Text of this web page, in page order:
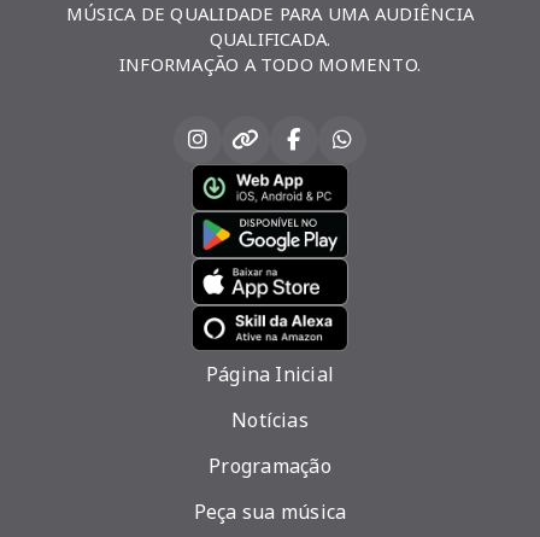
MÚSICA DE QUALIDADE PARA UMA AUDIÊNCIA
QUALIFICADA.
INFORMAÇÃO A TODO MOMENTO.
Página Inicial
Notícias
Programação
Peça sua música